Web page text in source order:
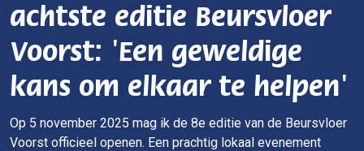
achtste editie Beursvloer
Voorst: 'Een geweldige
kans om elkaar te helpen'
Op 5 november 2025 mag ik de 8e editie van de Beursvloer
Voorst officieel openen. Een prachtig lokaal evenement